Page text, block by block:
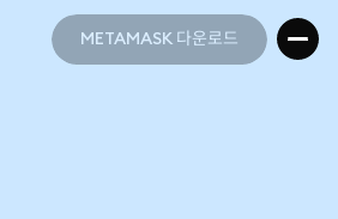
METAMASK 다운로드